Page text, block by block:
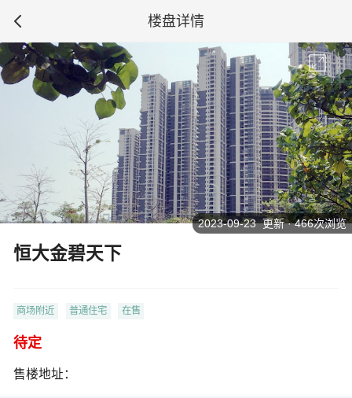
楼盘详情
恒大金碧天下
商场附近 普通住宅 在售
待定
售楼地址：
2023-09-23 更新 · 466次浏览